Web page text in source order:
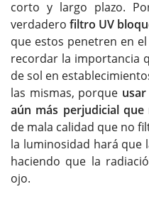
corto y largo plazo.
verdadero filtro UV
que estos penetren en
recordar la importancia
de sol en
las mismas, porque
aún más perjudicial
de mala calidad que no
la luminosidad hará que
haciendo que la
ojo.